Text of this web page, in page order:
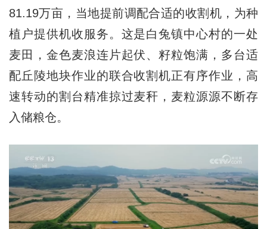
81.19万亩，当地提前调配合适的收割机，为种
植户提供机收服务。这是白兔镇中心村的一处
麦田，金色麦浪连片起伏、籽粒饱满，多台适
配丘陵地块作业的联合收割机正有序作业，高
速转动的割台精准掠过麦秆，麦粒源源不断存
入储粮仓。